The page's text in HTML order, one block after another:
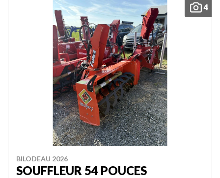
4
BILODEAU 2026
SOUFFLEUR 54 POUCES